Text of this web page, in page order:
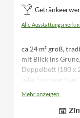
Alle
ca 24 m² groß,
mit Blick ins
Doppelbett (180 x
oder hochwertiger
Telefon, Safe,
die Dauer des
Mehr anzeigen